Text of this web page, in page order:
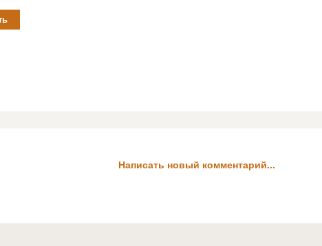
Написать новый комментарий...